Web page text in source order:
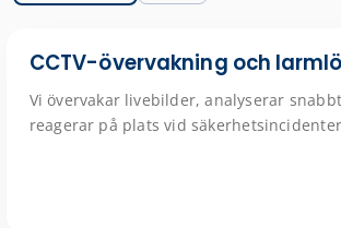
CCTV-övervakning och
Vi övervakar livebilder, analyserar
reagerar på plats vid